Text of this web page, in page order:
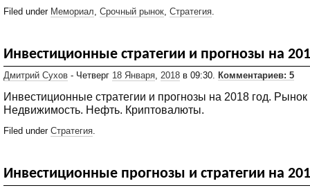
Filed under Мемориал Срочный рынок Стратегия
Инвестиционные стратегии и прогнозы на
Дмитрий Сухов - Четверг 18 Января 2018 в 09:30. Комментариев: 5
Инвестиционные стратегии и прогнозы на 2018 год. Рынок
Недвижимость. Нефть. Криптовалюты.
Filed under Стратегия
Инвестиционные прогнозы и стратегии на